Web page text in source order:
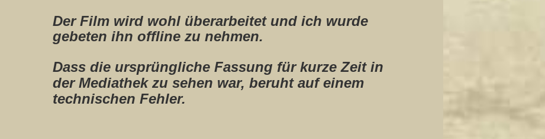
Der Film wird wohl überarbeitet und ich wurde
gebeten ihn offline zu nehmen.
Dass die ursprüngliche Fassung für kurze Zeit in
der Mediathek zu sehen war, beruht auf einem
technischen Fehler.